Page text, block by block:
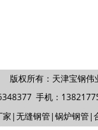
版权所有：天津宝钢
手机：
家 |无缝钢管|锅炉钢管|